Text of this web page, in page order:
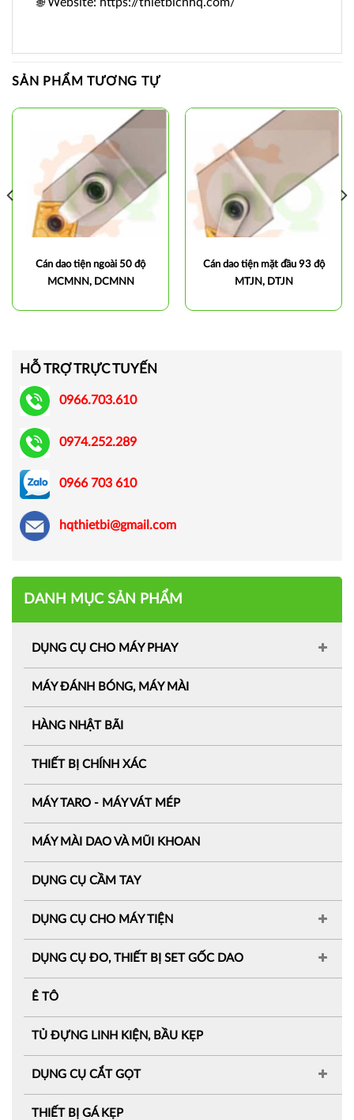
🌐 Website: https://thietbicnhq.com/
SẢN PHẨM TƯƠNG TỰ
Cán dao tiện ngoài 50 độ
MCMNN, DCMNN
Cán dao tiện mặt đầu 93 độ
MTJN, DTJN
HỖ TRỢ TRỰC TUYẾN
0966.703.610
0974.252.289
0966 703 610
hqthietbi@gmail.com
DANH MỤC SẢN PHẨM
DỤNG CỤ CHO MÁY PHAY
MÁY ĐÁNH BÓNG, MÁY MÀI
HÀNG NHẬT BÃI
THIẾT BỊ CHÍNH XÁC
MÁY TARO - MÁY VÁT MÉP
MÁY MÀI DAO VÀ MŨI KHOAN
DỤNG CỤ CẦM TAY
DỤNG CỤ CHO MÁY TIỆN
DỤNG CỤ ĐO, THIẾT BỊ SET GỐC DAO
Ê TÔ
TỦ ĐỰNG LINH KIỆN, BẦU KẸP
DỤNG CỤ CẮT GỌT
THIẾT BỊ GÁ KẸP